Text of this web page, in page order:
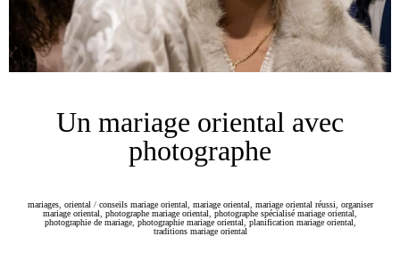
Un mariage oriental avec
photographe
mariages, oriental / conseils mariage oriental mariage oriental mariage oriental réussi
organiser
mariage oriental
photographe mariage oriental photographe spécialisé mariage oriental
photographie de mariage, photographie mariage oriental planification mariage oriental
traditions mariage oriental